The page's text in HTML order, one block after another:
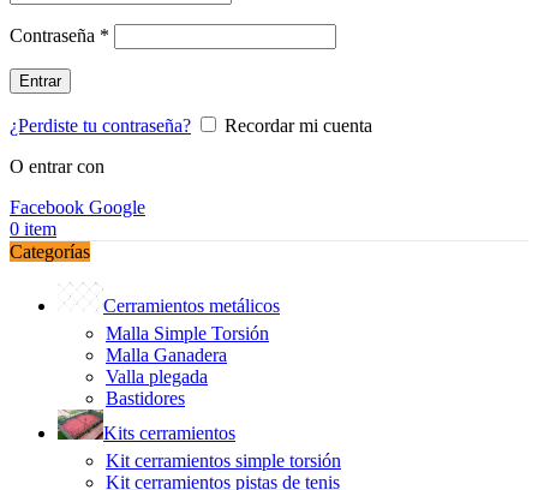
Contraseña *
Entrar
¿Perdiste tu contraseña?
Recordar mi cuenta
O entrar con
Facebook Google
0 item
Categorías
Cerramientos metálicos
Malla Simple Torsión
Malla Ganadera
Valla plegada
Bastidores
Kits cerramientos
Kit cerramientos simple torsión
Kit cerramientos pistas de tenis